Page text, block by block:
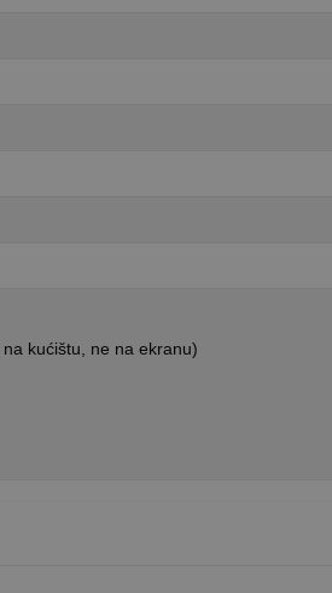
kućištu, ne na ekranu)